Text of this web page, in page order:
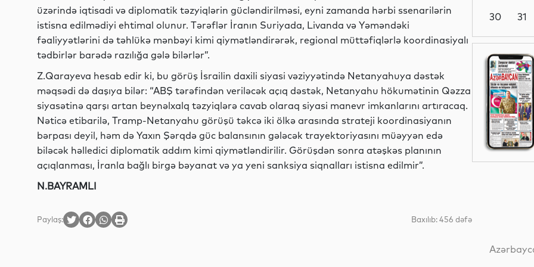
üzərində iqtisadi və diplomatik təzyiqlərin gücləndirilməsi, eyni zamanda hərbi ssenarilərin
istisna edilmədiyi ehtimal olunur. Tərəflər İranın Suriyada, Livanda və Yəməndəki
fəaliyyətlərini də təhlükə mənbəyi kimi qiymətləndirərək, regional müttəfiqlərlə koordinasiyalı
tədbirlər barədə razılığa gələ bilərlər”.
Z.Qarayeva hesab edir ki, bu görüş İsrailin daxili siyasi vəziyyətində Netanyahuya dəstək
məqsədi də daşıya bilər: “ABŞ tərəfindən veriləcək açıq dəstək, Netanyahu hökumətinin Qəzza
siyasətinə qarşı artan beynəlxalq təzyiqlərə cavab olaraq siyasi manevr imkanlarını artıracaq.
Nəticə etibarilə, Tramp-Netanyahu görüşü təkcə iki ölkə arasında strateji koordinasiyanın
bərpası deyil, həm də Yaxın Şərqdə güc balansının gələcək trayektoriyasını müəyyən edə
biləcək həlledici diplomatik addım kimi qiymətləndirilir. Görüşdən sonra atəşkəs planının
açıqlanması, İranla bağlı birgə bəyanat və ya yeni sanksiya siqnalları istisna edilmir”.
N.BAYRAMLI
Paylaş: Baxılıb: 456 dəfə
Analitik
Analitik
30
31